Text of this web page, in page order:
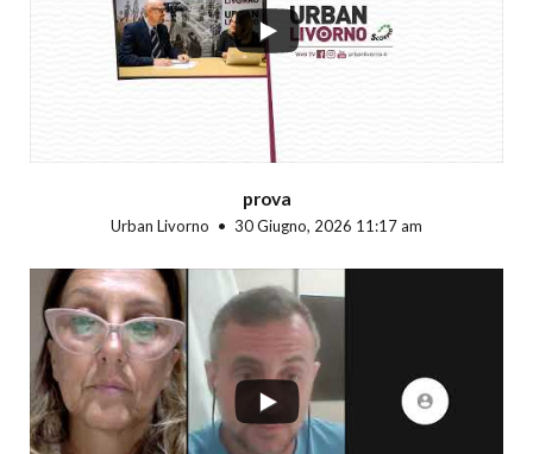
prova
Urban Livorno 30 Giugno, 2026 11:17 am